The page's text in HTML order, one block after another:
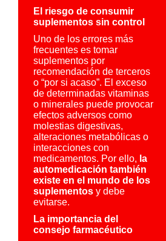
El riesgo de consumir
suplementos sin control
Uno de los errores más
frecuentes es tomar
suplementos por
recomendación de terceros
o “por si acaso”. El exceso
de determinadas vitaminas
o minerales puede provocar
efectos adversos como
molestias digestivas,
alteraciones metabólicas o
interacciones con
medicamentos. Por ello, la
automedicación también
existe en el mundo de los
suplementos y debe
evitarse.
La importancia del
consejo farmacéutico